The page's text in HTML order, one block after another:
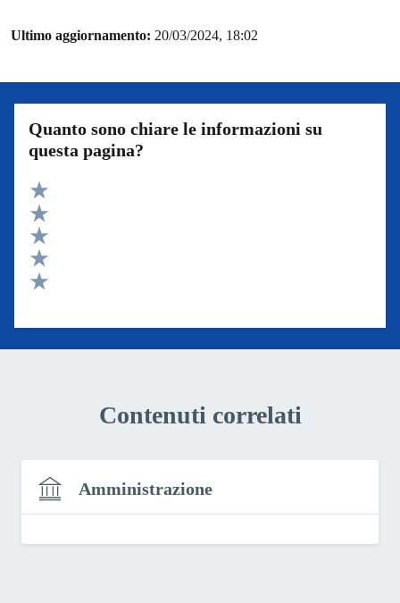
Ultimo aggiornamento: 20/03/2024, 18:02
Quanto sono chiare le informazioni su
questa pagina?
Valuta 5 stelle su 5
Valuta 4 stelle su 5
Valuta 3 stelle su 5
Valuta 2 stelle su 5
Contenuti correlati
Amministrazione